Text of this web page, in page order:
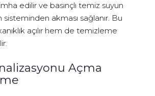
edilir ve basınçlı temiz suyun
sisteminden akması sağlanır. Bu
açılır hem de temizleme
Açma